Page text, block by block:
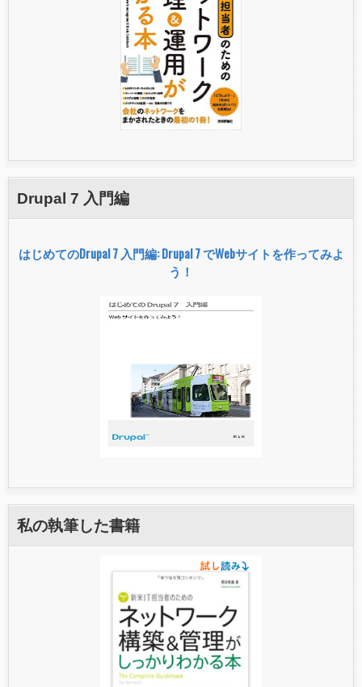
Drupal 7 入門編
はじめてのDrupal 7 入門編: Drupal 7 でWebサイトを作ってみよ
う！
私の執筆した書籍